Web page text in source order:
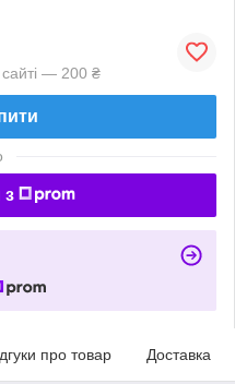
— 200 ₴
з
про товар Доставка